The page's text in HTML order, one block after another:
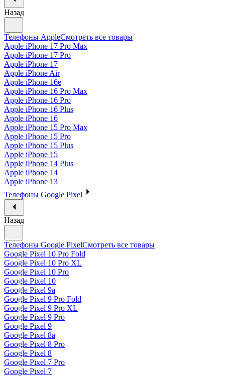
Назад
Телефоны AppleСмотреть все товары
Apple iPhone 17 Pro Max
Apple iPhone 17 Pro
Apple iPhone 17
Apple iPhone Air
Apple iPhone 16e
Apple iPhone 16 Pro Max
Apple iPhone 16 Pro
Apple iPhone 16 Plus
Apple iPhone 16
Apple iPhone 15 Pro Max
Apple iPhone 15 Pro
Apple iPhone 15 Plus
Apple iPhone 15
Apple iPhone 14 Plus
Apple iPhone 14
Apple iPhone 13
Телефоны Google Pixel
Назад
Телефоны Google PixelСмотреть все товары
Google Pixel 10 Pro Fold
Google Pixel 10 Pro XL
Google Pixel 10 Pro
Google Pixel 10
Google Pixel 9a
Google Pixel 9 Pro Fold
Google Pixel 9 Pro XL
Google Pixel 9 Pro
Google Pixel 9
Google Pixel 8a
Google Pixel 8 Pro
Google Pixel 8
Google Pixel 7 Pro
Google Pixel 7